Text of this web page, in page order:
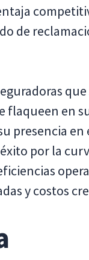
de
flaqueen en
presencia en
por la
y costos